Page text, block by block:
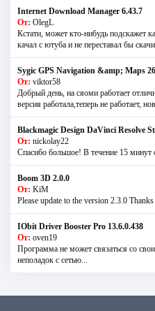
Internet Download Manager 6.43.7
От: OlegL
Кстати, может кто-нибудь подскажет
качал с ютуба и не переставал бы
Sygic GPS Navigation &amp; Maps
От: viktor58
Добрый день, на сяоми работает
версия работала,теперь не работает,
Blackmagic Design DaVinci Resolve
От: nickolay22
Спасибо большое! В течение 15 минут
Boom 3D 2.0.0
От: KiM
Please update to the version 2.3.0
IObit Driver Booster Pro 13.6.0.438
От: oven19
Программа не может связаться со
неполадок с сетью...